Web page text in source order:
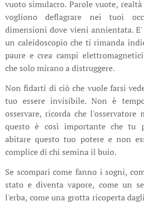
vuoto simulacro. Parole vuote,
vogliono deflagrare nei tuoi
dimensioni dove vieni annientata.
un caleidoscopio che ti rimanda
paure e crea campi
che solo mirano a distruggere.
Non fidarti di ciò che vuole farsi
tuo essere invisibile. Non è
osservare, ricorda che
questo è così importante che tu
abitare questo tuo potere e non
complice di chi semina il buio.
Se scompari come fanno i sogni,
stato e diventa vapore, come un
l'erba, come una grotta ricoperta